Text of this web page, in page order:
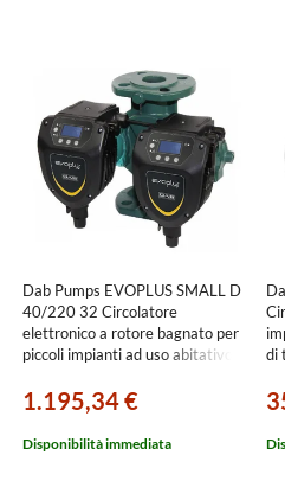
Dab Pumps EVOPLUS SMALL D
40/220 32 Circolatore
elettronico a rotore bagnato per
piccoli impianti ad uso abitativo e
con corpo pompa flangiato DN
32, portata max 7.2 m³/h -
prevalenza max 4.2 m
1.195,34 €
Disponibilità immediata
di